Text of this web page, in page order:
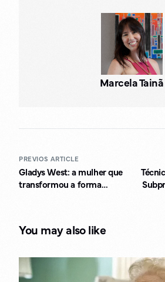
Marcela Tainã
PREVIOS ARTICLE
Gladys West: a mulher que
transformou a forma
You may also like